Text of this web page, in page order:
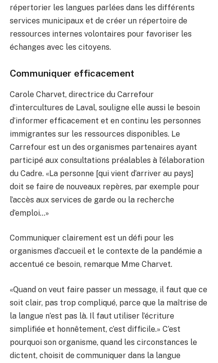
répertorier les langues parlées dans les différents
services municipaux et de créer un répertoire de
ressources internes volontaires pour favoriser les
échanges avec les citoyens.
Communiquer efficacement
Carole Charvet, directrice du Carrefour
d’intercultures de Laval, souligne elle aussi le besoin
d’informer efficacement et en continu les personnes
immigrantes sur les ressources disponibles. Le
Carrefour est un des organismes partenaires ayant
participé aux consultations préalables à l’élaboration
du Cadre. «La personne [qui vient d’arriver au pays]
doit se faire de nouveaux repères, par exemple pour
l’accès aux services de garde ou la recherche
d’emploi…»
Communiquer clairement est un défi pour les
organismes d’accueil et le contexte de la pandémie a
accentué ce besoin, remarque Mme Charvet.
«Quand on veut faire passer un message, il faut que ce
soit clair, pas trop compliqué, parce que la maîtrise de
la langue n’est pas là. Il faut utiliser l’écriture
simplifiée et honnêtement, c’est difficile.» C’est
pourquoi son organisme, quand les circonstances le
dictent, choisit de communiquer dans la langue